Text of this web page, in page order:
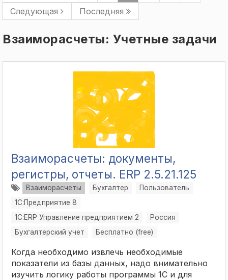
Следующая
Последняя
Взаиморасчеты: Учетные задачи
Взаиморасчеты: документы,
регистры, отчеты. ERP 2.5.21.125
Взаиморасчеты Бухгалтер
Пользователь
1С:Предприятие 8
1С:ERP Управление предприятием 2
Россия
Бухгалтерский учет
Бесплатно (free)
Когда необходимо извлечь необходимые
показатели из базы данных, надо внимательно
изучить логику работы программы 1С и для